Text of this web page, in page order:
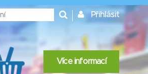
Přihlásit
Více informací